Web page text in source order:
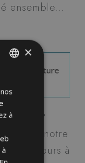
ensemble…
?
notre
est toujours à
ENGLISH
FRENCH
×
à